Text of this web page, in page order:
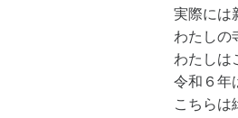
実際には
わたしの
わたしは
令和６年
こちらは